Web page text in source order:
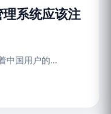
理系统应该注
中国用户的...